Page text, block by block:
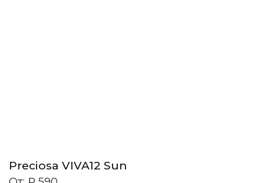
Preciosa VIVA12 Sun